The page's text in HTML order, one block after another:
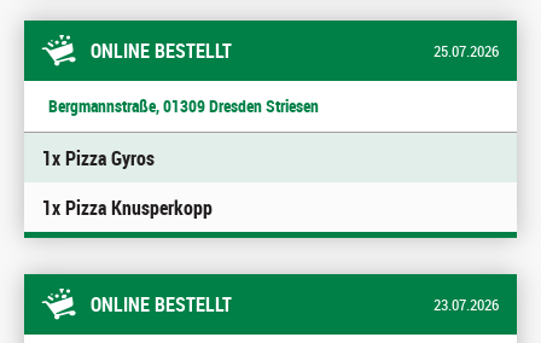
ONLINE BESTELLT 25.07.2026
Bergmannstraße, 01309 Dresden Striesen
1x Pizza Gyros
1x Pizza Knusperkopp
ONLINE BESTELLT 23.07.2026